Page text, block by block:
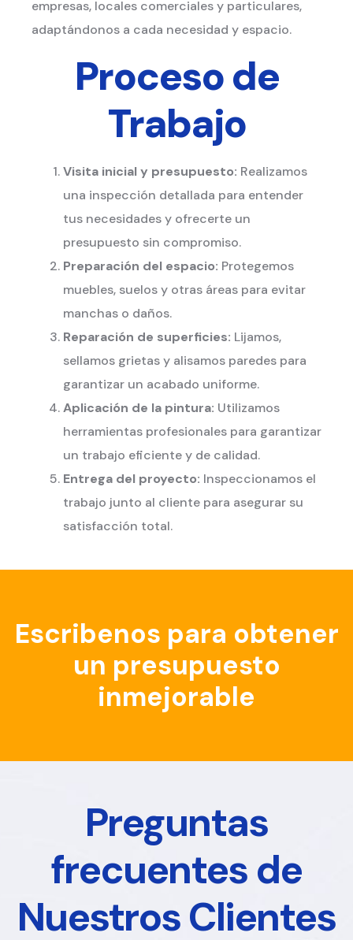
empresas, locales comerciales y particulares,
adaptándonos a cada necesidad y espacio.
Proceso de
Trabajo
Visita inicial y presupuesto: Realizamos
una inspección detallada para entender
tus necesidades y ofrecerte un
presupuesto sin compromiso.
Preparación del espacio: Protegemos
muebles, suelos y otras áreas para evitar
manchas o daños.
Reparación de superficies: Lijamos,
sellamos grietas y alisamos paredes para
garantizar un acabado uniforme.
Aplicación de la pintura: Utilizamos
herramientas profesionales para garantizar
un trabajo eficiente y de calidad.
Entrega del proyecto: Inspeccionamos el
trabajo junto al cliente para asegurar su
satisfacción total.
Escribenos para obtener
un presupuesto
inmejorable
Preguntas
frecuentes de
Nuestros Clientes